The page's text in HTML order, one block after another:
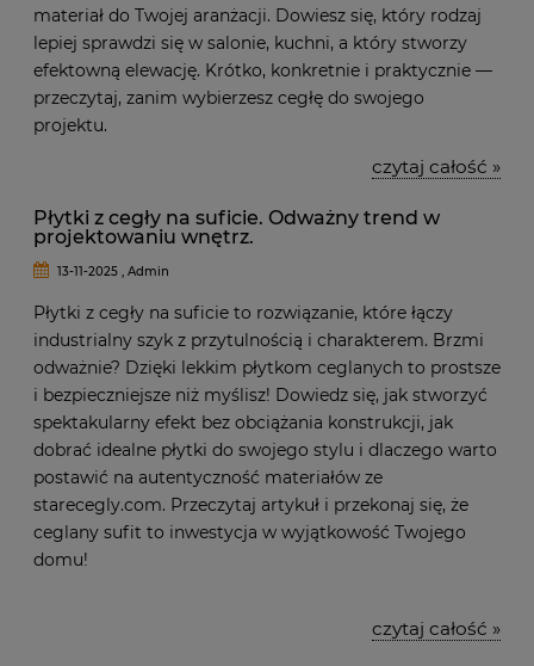
materiał do Twojej aranżacji. Dowiesz się, który rodzaj
lepiej sprawdzi się w salonie, kuchni, a który stworzy
efektowną elewację. Krótko, konkretnie i praktycznie —
przeczytaj, zanim wybierzesz cegłę do swojego
projektu.
czytaj całość »
Płytki z cegły na suficie. Odważny trend w
projektowaniu wnętrz.
13-11-2025 , Admin
Płytki z cegły na suficie to rozwiązanie, które łączy
industrialny szyk z przytulnością i charakterem. Brzmi
odważnie? Dzięki lekkim płytkom ceglanych to prostsze
i bezpieczniejsze niż myślisz! Dowiedz się, jak stworzyć
spektakularny efekt bez obciążania konstrukcji, jak
dobrać idealne płytki do swojego stylu i dlaczego warto
postawić na autentyczność materiałów ze
starecegly.com. Przeczytaj artykuł i przekonaj się, że
ceglany sufit to inwestycja w wyjątkowość Twojego
domu!
czytaj całość »